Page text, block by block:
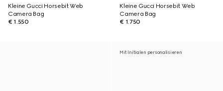
Kleine Gucci Horsebit Web
Camera Bag
€ 1.550
Kleine Gucci Horsebit Web
Camera Bag
€ 1.750
Mit Initialen personalisieren